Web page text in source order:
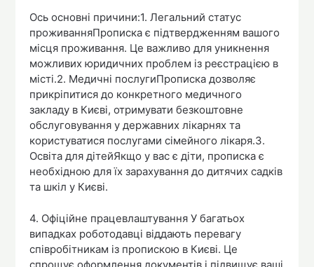
Ось основні причини:1. Легальний статус
проживанняПрописка є підтвердженням вашого
місця проживання. Це важливо для уникнення
можливих юридичних проблем із реєстрацією в
місті.2. Медичні послугиПрописка дозволяє
прикріпитися до конкретного медичного
закладу в Києві, отримувати безкоштовне
обслуговування у державних лікарнях та
користуватися послугами сімейного лікаря.3.
Освіта для дітейЯкщо у вас є діти, прописка є
необхідною для їх зарахування до дитячих садків
та шкіл у Києві.
4. Офіційне працевлаштування У багатьох
випадках роботодавці віддають перевагу
співробітникам із пропискою в Києві. Це